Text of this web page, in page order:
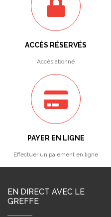
ACCÈS RÉSERVÉS
Accès abonné
PAYER EN LIGNE
Effectuer un paiement en ligne
EN DIRECT AVEC LE
GREFFE